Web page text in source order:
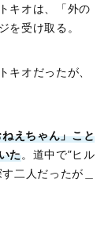
キオは、「外の
を受け取る。
キオだったが、
えちゃん」こと
た。道中で”ヒル
二人だったが＿